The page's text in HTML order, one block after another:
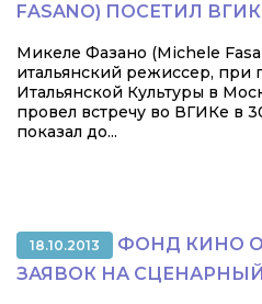
FASANO) ПОСЕТИЛ ВГИК
Микеле Фазано (Michele
итальянский режиссер, при
Итальянской Культуры в
провел встречу во ВГИКе в
показал до...
18.10.2013
ФОНД КИНО
ЗАЯВОК НА